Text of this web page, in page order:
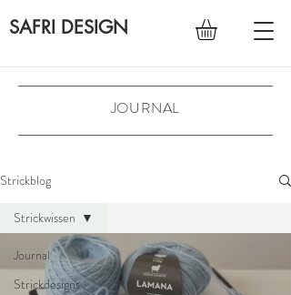
SAFRI DESIGN
JOURNAL
Strickblog
Journal
Strickdesigns
Strickwissen